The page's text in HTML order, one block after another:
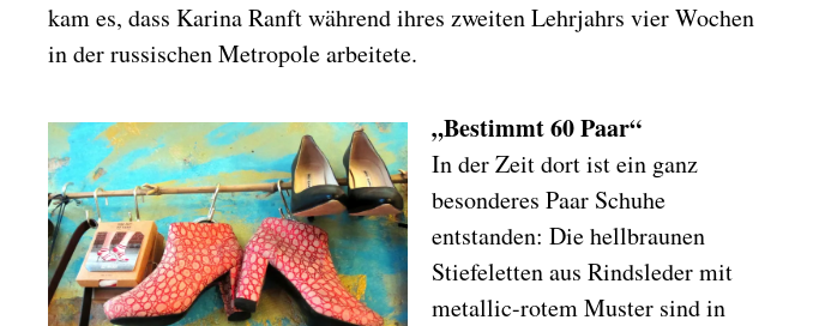
kam es, dass Karina Ranft während ihres zweiten Lehrjahrs vier Wochen
in der russischen Metropole arbeitete.
„Bestimmt 60 Paar“
In der Zeit dort ist ein ganz
besonderes Paar Schuhe
entstanden: Die hellbraunen
Stiefeletten aus Rindsleder mit
metallic-rotem Muster sind in